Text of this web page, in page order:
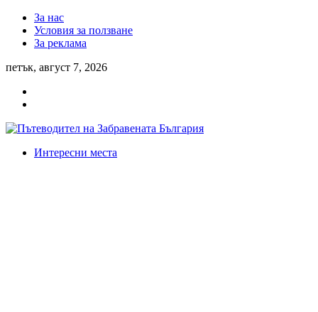
За нас
Условия за ползване
За реклама
петък, август 7, 2026
Интересни места